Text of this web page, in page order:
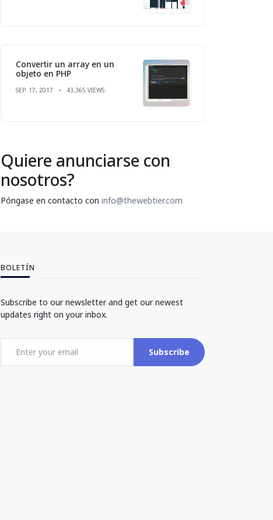
Convertir un array en un
objeto en PHP
SEP. 17, 2017 43,365 VIEWS
Quiere anunciarse con
nosotros?
Póngase en contacto con info@thewebtier.com
BOLETÍN
Subscribe to our newsletter and get our newest
updates right on your inbox.
Subscribe